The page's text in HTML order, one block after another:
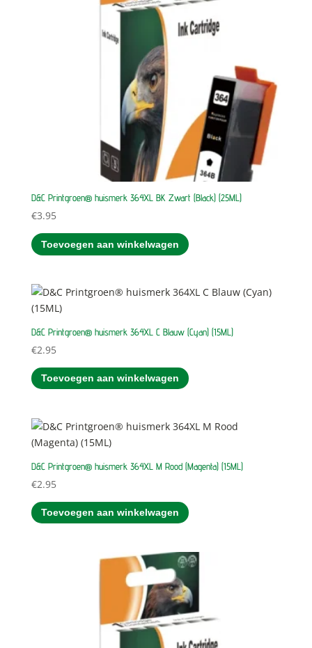
D&C Printgroen® huismerk 364XL BK Zwart (Black) (25ML)
€3.95
Toevoegen aan winkelwagen
D&C Printgroen® huismerk 364XL C Blauw (Cyan) (15ML)
€2.95
Toevoegen aan winkelwagen
D&C Printgroen® huismerk 364XL M Rood (Magenta) (15ML)
€2.95
Toevoegen aan winkelwagen